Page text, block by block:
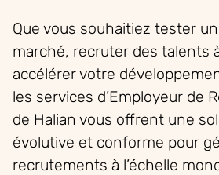
Que vous souhaitiez tester
marché, recruter des talents
accélérer votre
les services d’Employeur de
de Halian vous offrent une
évolutive et conforme pour
recrutements à l’échelle